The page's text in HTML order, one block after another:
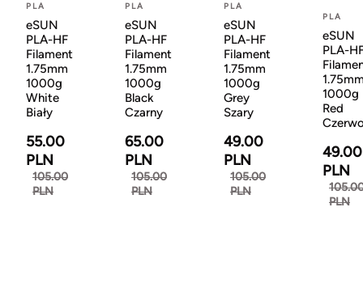
PLA
eSUN
PLA-HF
Filament
1.75mm
1000g
White
Biały
55.00
PLN
105.00
PLN
PLA
eSUN
PLA-HF
Filament
1.75mm
1000g
Black
Czarny
65.00
PLN
105.00
PLN
PLA
eSUN
PLA-HF
Filament
1.75mm
1000g
Grey
Szary
49.00
PLN
105.00
PLN
PLA
eSUN
PLA-
1000g
Red
49.00
PLN
PLN